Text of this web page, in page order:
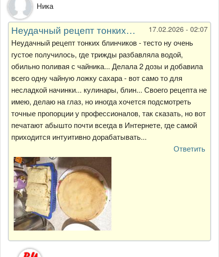
Ника
17.02.2026 - 02:07
Неудачный рецепт тонких…
Неудачный рецепт тонких блинчиков - тесто ну очень
густое получилось, где трижды разбавляла водой,
обильно поливая с чайника... Делала 2 дозы и добавила
всего одну чайную ложку сахара - вот само то для
несладкой начинки... кулинары, блин... Своего рецепта не
имею, делаю на глаз, но иногда хочется подсмотреть
точные пропорции у профессионалов, так сказать, но вот
печатают абышто почти всегда в Интернете, где самой
приходится интуитивно дорабатывать...
Ответить
Ответ